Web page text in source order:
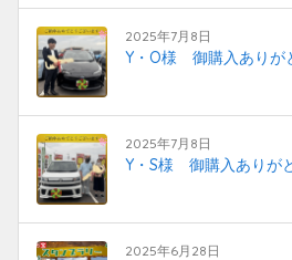
2025年7月8日
Y・O様 御購入ありが
2025年7月8日
Y・S様 御購入ありが
2025年6月28日